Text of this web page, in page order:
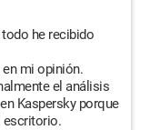
he recibido
mi opinión.
el análisis
Kaspersky porque
escritorio.